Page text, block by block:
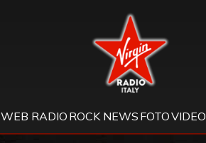
Virgin Radio
WEB RADIO ROCK NEWS FOTOVIDEO